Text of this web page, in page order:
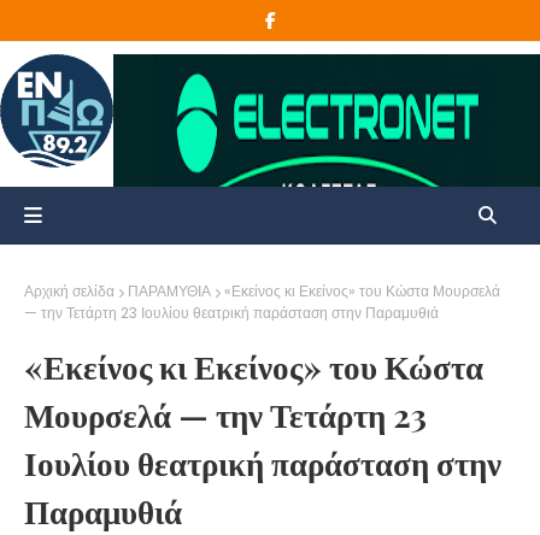
Αρχική σελίδα ΠΑΡΑΜΥΘΙΑ
«Εκείνος κι Εκείνος» του Κώστα Μουρσελά
— την Τετάρτη 23 Ιουλίου θεατρική παράσταση στην Παραμυθιά
«Εκείνος κι Εκείνος» του Κώστα
Μουρσελά — την Τετάρτη 23
Ιουλίου θεατρική παράσταση στην
Παραμυθιά